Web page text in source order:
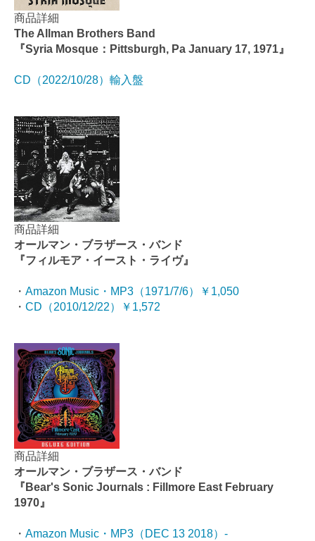
商品詳細
The Allman Brothers Band
『Syria Mosque：Pittsburgh, Pa January 17, 1971』
CD（2022/10/28）輸入盤
商品詳細
オールマン・ブラザース・バンド
『フィルモア・イースト・ライヴ』
・ Amazon Music・MP3（1971/7/6）￥1,050
・ CD（2010/12/22）￥1,572
商品詳細
オールマン・ブラザース・バンド
『Bear's Sonic Journals : Fillmore East February
1970』
・ Amazon Music・MP3（ DEC 13 2018）-